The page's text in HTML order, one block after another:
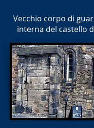
Vecchio corpo di
interna del castello